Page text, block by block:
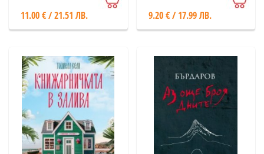
11.00 € / 21.51 ЛВ. 9.20 € / 17.99 ЛВ.